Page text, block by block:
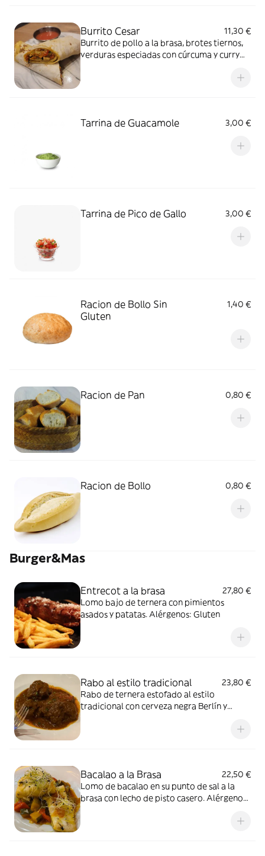
Burrito Cesar
11,30 €
Burrito de pollo a la brasa, brotes tiernos,
verduras especiadas con cúrcuma y curry
Tarrina de Guacamole 3,00 €
Tarrina de Pico de Gallo 3,00 €
Racion de Bollo Sin
Gluten
1,40 €
Racion de Pan 0,80 €
Racion de Bollo 0,80 €
Burger&Mas
Entrecot a la brasa
27,80 €
Lomo bajo de ternera con pimientos
asados y patatas. Alérgenos: Gluten
Rabo al estilo tradicional
23,80 €
Rabo de ternera estofado al estilo
tradicional con cerveza negra Berlín y
Bacalao a la Brasa
22,50 €
Lomo de bacalao en su punto de sal a la
brasa con lecho de pisto casero. Alérgenos: